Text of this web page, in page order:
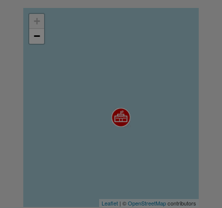
+
−
Leaflet | ©OpenStreetMapcontributors